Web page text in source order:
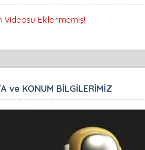
Videosu Eklenmemiş!
ve KONUM BİLGİLERİMİZ